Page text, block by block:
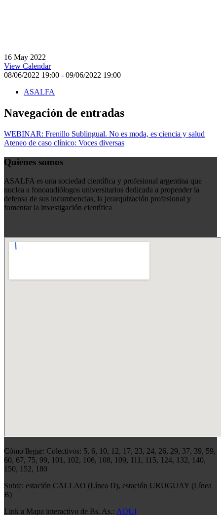
16 May 2022
View Calendar
08/06/2022 19:00 - 09/06/2022 19:00
ASALFA
Navegación de entradas
WEBINAR: Frenillo Sublingual. No es moda, es ciencia y salud
Ateneo de caso clínico: Voces diversas
Quienes somos
ASALFA es una sociedad científica y profesional argentina que
nuclea a fonoaudiólogos universitarios dedicada a propender la
defensa de sus incumbencias, la jerarquización profesional y
fomentar la investigación científica
Cómo llegar: Colectivos: 5, 6, 10, 12, 17, 23, 24, 26, 29, 37, 39, 59,
60, 67, 75, 99, 101, 102, 106, 108, 109, 111, 115, 124, 132, 140,
150, 152, 180
Subte: estación CALLAO (Línea D), estación URUGUAY (Línea
B)
Link a Mapa interactivo de Bs. As.: AQUI